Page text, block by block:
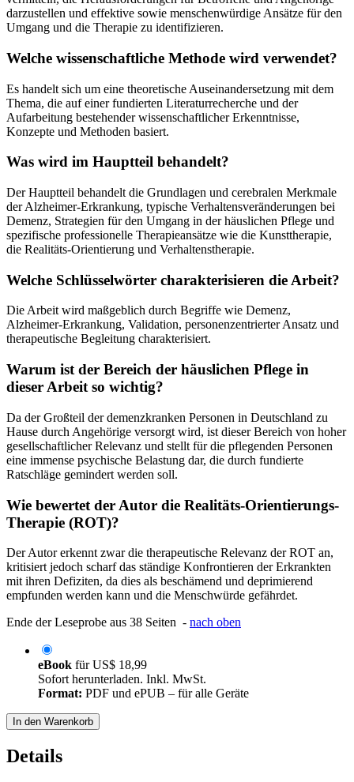
darzustellen und effektive sowie menschenwürdige Ansätze für den
Umgang und die Therapie zu identifizieren.
Welche wissenschaftliche Methode wird verwendet?
Es handelt sich um eine theoretische Auseinandersetzung mit dem
Thema, die auf einer fundierten Literaturrecherche und der
Aufarbeitung bestehender wissenschaftlicher Erkenntnisse,
Konzepte und Methoden basiert.
Was wird im Hauptteil behandelt?
Der Hauptteil behandelt die Grundlagen und cerebralen Merkmale
der Alzheimer-Erkrankung, typische Verhaltensveränderungen bei
Demenz, Strategien für den Umgang in der häuslichen Pflege und
spezifische professionelle Therapieansätze wie die Kunsttherapie,
die Realitäts-Orientierung und Verhaltenstherapie.
Welche Schlüsselwörter charakterisieren die Arbeit?
Die Arbeit wird maßgeblich durch Begriffe wie Demenz,
Alzheimer-Erkrankung, Validation, personenzentrierter Ansatz und
therapeutische Begleitung charakterisiert.
Warum ist der Bereich der häuslichen Pflege in
dieser Arbeit so wichtig?
Da der Großteil der demenzkranken Personen in Deutschland zu
Hause durch Angehörige versorgt wird, ist dieser Bereich von hoher
gesellschaftlicher Relevanz und stellt für die pflegenden Personen
eine immense psychische Belastung dar, die durch fundierte
Ratschläge gemindert werden soll.
Wie bewertet der Autor die Realitäts-Orientierungs-
Therapie (ROT)?
Der Autor erkennt zwar die therapeutische Relevanz der ROT an,
kritisiert jedoch scharf das ständige Konfrontieren der Erkrankten
mit ihren Defiziten, da dies als beschämend und deprimierend
empfunden werden kann und die Menschwürde gefährdet.
Ende der Leseprobe aus 38 Seiten - nach oben
eBook fürUS$ 18,99
Sofort herunterladen. Inkl. MwSt.
Format: PDF und ePUB – für alle Geräte
In den Warenkorb
Details